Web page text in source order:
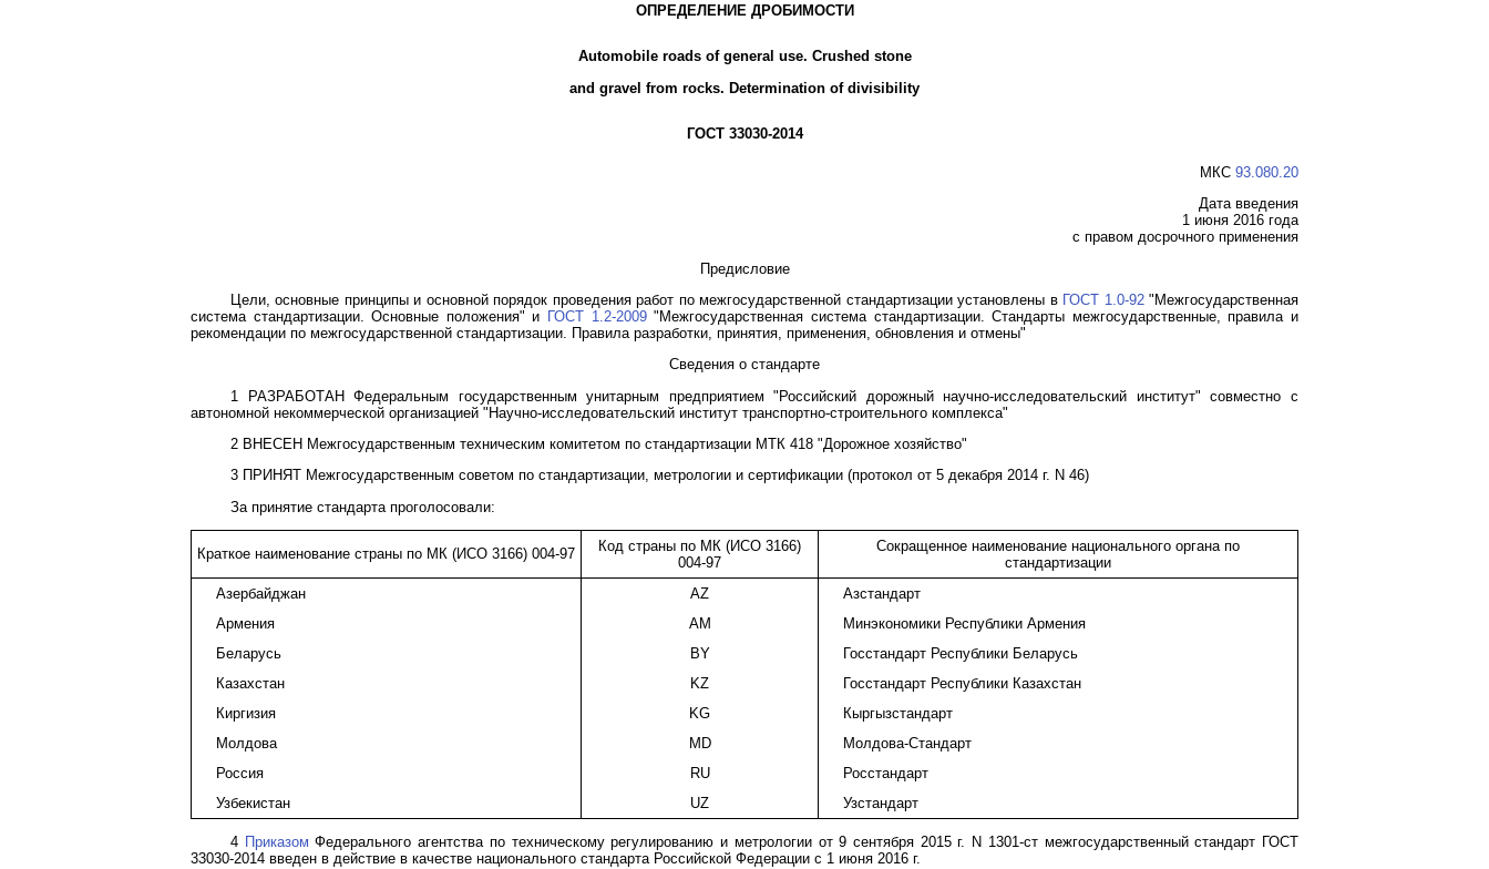
ОПРЕДЕЛЕНИЕ ДРОБИМОСТИ
Automobile roads of general use. Crushed stone
and gravel from rocks. Determination of divisibility
ГОСТ 33030-2014
МКС 93.080.20
Дата введения
1 июня 2016 года
с правом досрочного применения
Предисловие
Цели, основные принципы и основной порядок проведения работ по межгосударственной стандартизации установлены в ГОСТ 1.0-92"Межгосударственная
система стандартизации. Основные положения" и ГОСТ 1.2-2009"Межгосударственная система стандартизации. Стандарты межгосударственные, правила и
рекомендации по межгосударственной стандартизации. Правила разработки, принятия, применения, обновления и отмены"
Сведения о стандарте
1 РАЗРАБОТАН Федеральным государственным унитарным предприятием "Российский дорожный научно-исследовательский институт" совместно с
автономной некоммерческой организацией "Научно-исследовательский институт транспортно-строительного комплекса"
2 ВНЕСЕН Межгосударственным техническим комитетом по стандартизации МТК 418 "Дорожное хозяйство"
3 ПРИНЯТ Межгосударственным советом по стандартизации, метрологии и сертификации (протокол от 5 декабря 2014 г. N 46)
За принятие стандарта проголосовали:
Краткое наименование страны по МК (ИСО 3166) 004-97
Код страны по МК (ИСО 3166)
004-97
Сокращенное наименование национального органа по
стандартизации
Азербайджан
AZ
Азстандарт
Армения
AM
Минэкономики Республики Армения
Беларусь
BY
Госстандарт Республики Беларусь
Казахстан
KZ
Госстандарт Республики Казахстан
Киргизия
KG
Кыргызстандарт
Молдова
MD
Молдова-Стандарт
Россия
RU
Росстандарт
Узбекистан
UZ Узстандарт
4 Приказом Федерального агентства по техническому регулированию и метрологии от 9 сентября 2015 г. N 1301-ст межгосударственный стандарт ГОСТ
33030-2014 введен в действие в качестве национального стандарта Российской Федерации с 1 июня 2016 г.